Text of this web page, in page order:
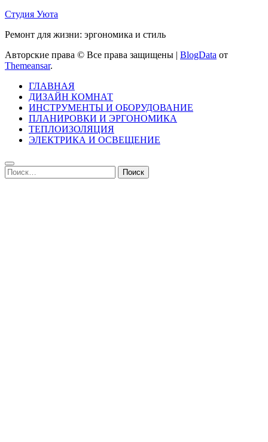
Студия Уюта
Ремонт для жизни: эргономика и стиль
Авторские права © Все права защищены | BlogData от
Themeansar.
ГЛАВНАЯ
ДИЗАЙН КОМНАТ
ИНСТРУМЕНТЫ И ОБОРУДОВАНИЕ
ПЛАНИРОВКИ И ЭРГОНОМИКА
ТЕПЛОИЗОЛЯЦИЯ
ЭЛЕКТРИКА И ОСВЕЩЕНИЕ
Найти: